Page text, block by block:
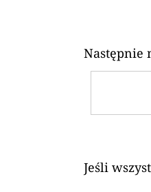
Następnie
Jeśli